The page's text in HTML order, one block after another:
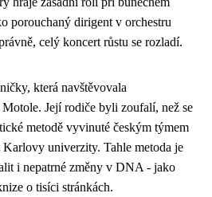
porouchaný dirigent v orchestru
celý koncert růstu se rozladí.
která navštěvovala
Její rodiče byli zoufalí, než se
metodě vyvinuté českým týmem
univerzity. Tahle metoda je
i nepatrné změny v DNA - jako
o tisíci stránkách.